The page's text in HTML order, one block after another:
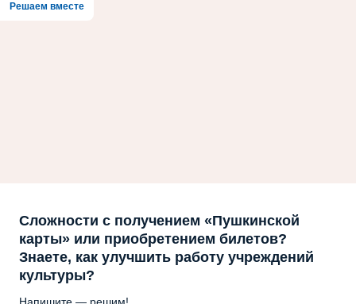
Решаем вместе
Сложности с получением «Пушкинской
карты» или приобретением билетов?
Знаете, как улучшить работу учреждений
культуры?